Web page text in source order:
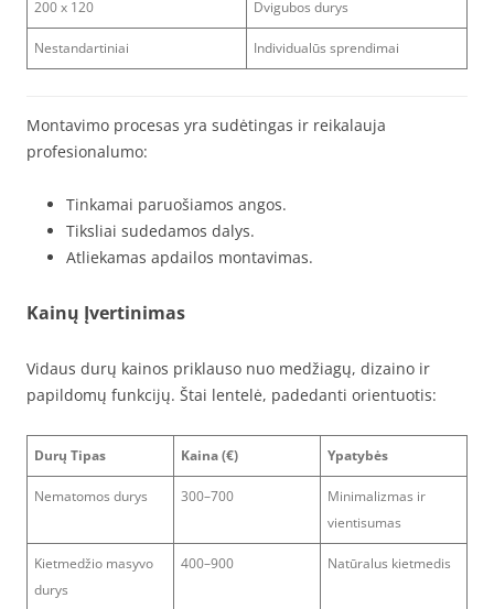
200 x 120 Dvigubos durys
Nestandartiniai Individualūs sprendimai
Montavimo procesas yra sudėtingas ir reikalauja
profesionalumo:
Tinkamai paruošiamos angos.
Tiksliai sudedamos dalys.
Atliekamas apdailos montavimas.
Kainų Įvertinimas
Vidaus durų kainos priklauso nuo medžiagų, dizaino ir
papildomų funkcijų. Štai lentelė, padedanti orientuotis:
Durų Tipas Kaina (€) Ypatybės
Nematomos durys 300–700
Minimalizmas ir
vientisumas
Kietmedžio masyvo
durys
400–900 Natūralus kietmedis